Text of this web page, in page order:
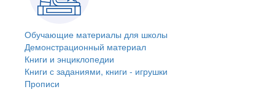
Обучающие материалы для школы
Демонстрационный материал
Книги и энциклопедии
Книги с заданиями, книги - игрушки
Прописи